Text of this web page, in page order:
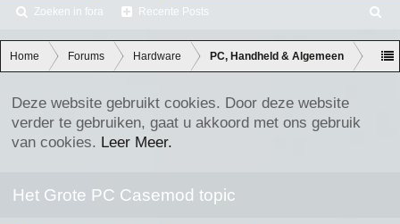
Zoeken in fora Recente Posts
oe
ke
n
Home Forums Hardware PC, Handheld & Algemeen
Deze website gebruikt cookies. Door deze website
verder te gebruiken, gaat u akkoord met ons gebruik
van cookies. Leer Meer.
Het Grote PC Casemod topic